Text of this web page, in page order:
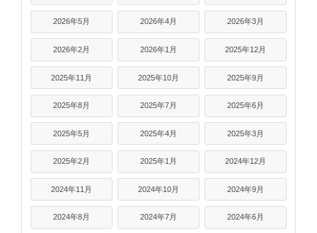
2026年5月 2026年4月 2026年3月
2026年2月 2026年1月 2025年12月
2025年11月 2025年10月 2025年9月
2025年8月 2025年7月 2025年6月
2025年5月 2025年4月 2025年3月
2025年2月 2025年1月 2024年12月
2024年11月 2024年10月 2024年9月
2024年8月 2024年7月 2024年6月